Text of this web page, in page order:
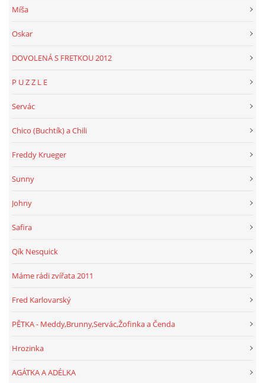
Míša
Oskar
DOVOLENÁ S FRETKOU 2012
P U Z Z L E
Servác
Chico (Buchtík) a Chili
Freddy Krueger
Sunny
Johny
Safira
Qík Nesquick
Máme rádi zvířata 2011
Fred Karlovarský
PĚTKA - Meddy,Brunny,Servác,Žofinka a Čenda
Hrozinka
AGÁTKA A ADÉLKA